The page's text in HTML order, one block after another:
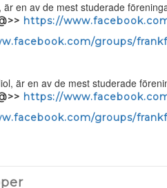
är en av de mest studerade
https://
groups/
är en av de mest studerade
https://
groups/